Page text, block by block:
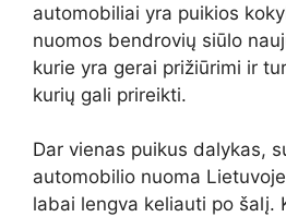
automobiliai yra puikios
nuomos bendrovių siūlo
kurie yra gerai prižiūrimi ir
kurių gali prireikti.
Dar vienas puikus dalykas,
automobilio nuoma
labai lengva keliauti po šalį.